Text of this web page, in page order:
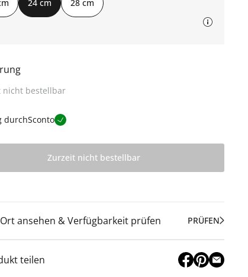
24 cm 28 cm
nicht bestellbar
durchSconto
Zurzeit nicht bestellbar
ansehen & Verfügbarkeit prüfen PRÜFEN
teilen